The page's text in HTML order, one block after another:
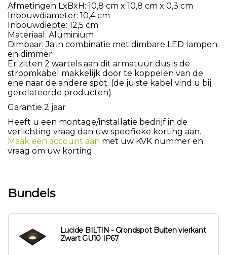
Afmetingen LxBxH: 10,8 cm x 10,8 cm x 0,3 cm
Inbouwdiameter: 10,4 cm
Inbouwdiepte: 12,5 cm
Materiaal: Aluminium
Dimbaar: Ja in combinatie met dimbare LED lampen
en dimmer
Er zitten 2 wartels aan dit armatuur dus is de
stroomkabel makkelijk door te koppelen van de
ene naar de andere spot. (de juiste kabel vind u bij
gerelateerde producten)
Garantie 2 jaar
Heeft u een montage/installatie bedrijf in de
verlichting vraag dan uw specifieke korting aan.
Maak een account aan met uw KVK nummer en
vraag om uw korting
Bundels
Lucide BILTIN - Grondspot Buiten vierkant
Zwart GU10 IP67